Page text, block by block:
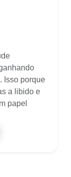
Isso porque
a libido e
papel